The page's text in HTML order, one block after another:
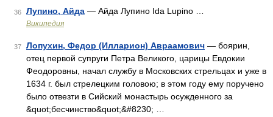
36 Лупино, Айда — Айда Лупино Ida Lupino …
Википедия
37 Лопухин, Федор (Илларион) Авраамович — боярин,
отец первой супруги Петра Великого, царицы Евдокии
Феодоровны, начал службу в Московских стрельцах и уже в
1634 г. был стрелецким головою; в этом году ему поручено
было отвезти в Сийский монастырь осужденного за
&quot;бесчинство&quot;&#8230; …